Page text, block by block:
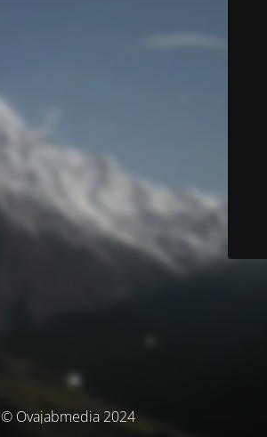
© Ovajabmedia 2024